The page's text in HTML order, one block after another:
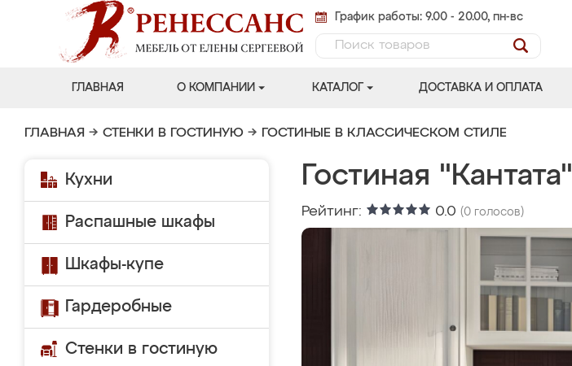
График работы: 9.00 - 20.00, пн-вс
ГЛАВНАЯ О КОМПАНИИ КАТАЛОГ ДОСТАВКА И ОПЛАТА
ГЛАВНАЯ → СТЕНКИ В ГОСТИНУЮ → ГОСТИНЫЕ В КЛАССИЧЕСКОМ СТИЛЕ
Кухни
Распашные шкафы
Шкафы-купе
Гардеробные
Стенки в гостиную
Гостиная "Кантата"
Рейтинг: 0.0 (0 голосов)